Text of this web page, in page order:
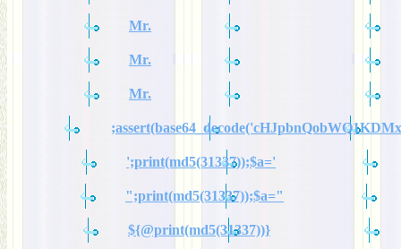
Mr.
Mr.
Mr.
';print(md5(31337));$a='
";print(md5(31337));$a="
${@print(md5(31337))}